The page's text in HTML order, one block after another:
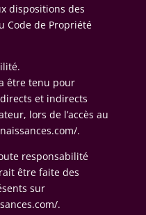
dispositions des
Code de Propriété
être tenu pour
et indirects
lors de l’accès au
.
responsabilité
être faite des
sur
.